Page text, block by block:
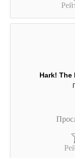
Hark! The